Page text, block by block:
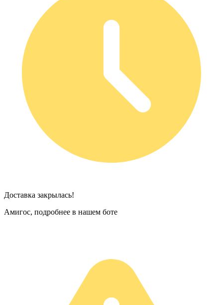
Доставка закрылась!
Амигос, подробнее в нашем боте